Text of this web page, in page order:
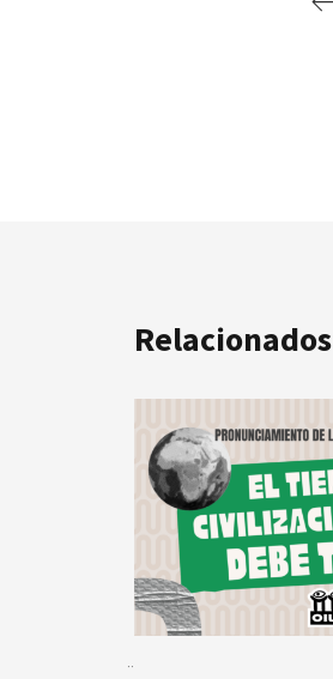
Relacionados